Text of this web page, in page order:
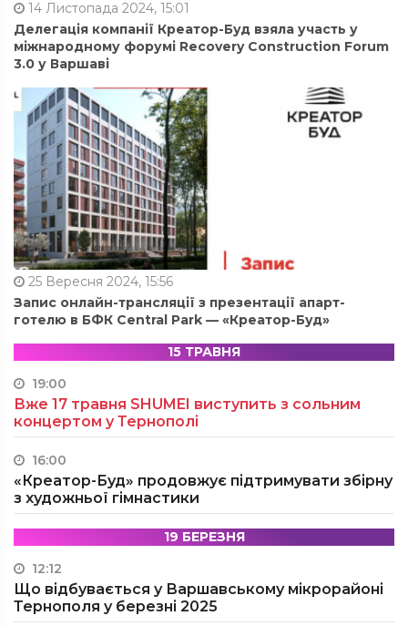
14 Листопада 2024, 15:01
Делегація компанії Креатор-Буд взяла участь у
міжнародному форумі Recovery Construction Forum
3.0 у Варшаві
25 Вересня 2024, 15:56
Запис онлайн-трансляції з презентації апарт-
готелю в БФК Central Park — «Креатор-Буд»
15 ТРАВНЯ
19:00
Вже 17 травня SHUMEI виступить з сольним
концертом у Тернополі
16:00
«Креатор-Буд» продовжує підтримувати збірну
з художньої гімнастики
19 БЕРЕЗНЯ
12:12
Що відбувається у Варшавському мікрорайоні
Тернополя у березні 2025